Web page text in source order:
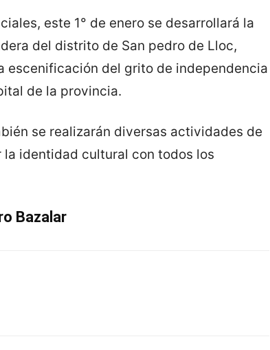
este 1° de enero se desarrollará la
del distrito de San pedro de Lloc,
escenificación del grito de independencia
de la provincia.
se realizarán diversas actividades de
identidad cultural con todos los
Bazalar